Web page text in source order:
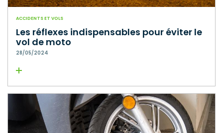
ACCIDENTS ET VOLS
Les réflexes indispensables pour éviter le
vol de moto
28/05/2024
Lire la suite